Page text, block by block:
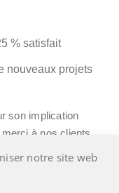
notre site web
% satisfait
nouveaux projets
son implication
à nos clients
d’informations sur
nous sur notre